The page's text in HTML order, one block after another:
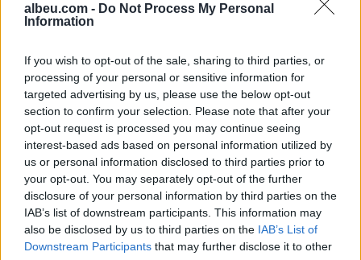
albeu.com - Do Not Process My Personal
Information
If you wish to opt-out of the sale, sharing to third parties, or
processing of your personal or sensitive information for
targeted advertising by us, please use the below opt-out
section to confirm your selection. Please note that after your
opt-out request is processed you may continue seeing
interest-based ads based on personal information utilized by
us or personal information disclosed to third parties prior to
your opt-out. You may separately opt-out of the further
disclosure of your personal information by third parties on the
IAB’s list of downstream participants. This information may
also be disclosed by us to third parties on the IAB’s List of
Downstream Participants that may further disclose it to other
Kina zbulon robotë humanoidë